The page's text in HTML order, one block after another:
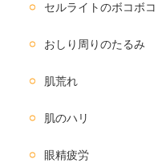
セルライトのボコボコ
おしり周りのたるみ
肌荒れ
肌のハリ
眼精疲労